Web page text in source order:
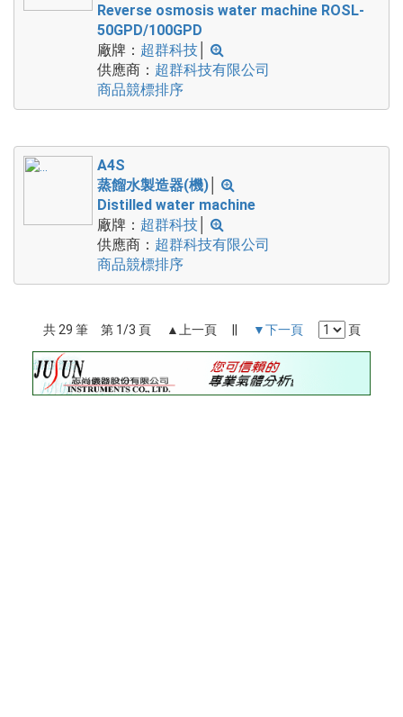
Reverse osmosis water machine ROSL-
50GPD/100GPD
廠牌： 超群科技
供應商： 超群科技有限公司
商品競標排序
A4S
蒸餾水製造器(機)
Distilled water machine
廠牌： 超群科技
供應商： 超群科技有限公司
商品競標排序
共 29 筆 第 1/3 頁 ▲上一頁 || ▼下一頁 頁